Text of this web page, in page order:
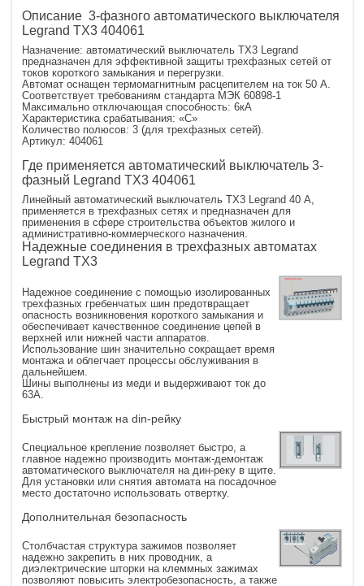
Описание 3-фазного автоматического выключателя
Legrand TX3 404061
Назначение: автоматический выключатель TX3 Legrand
предназначен для эффективной защиты трехфазных сетей от
токов короткого замыкания и перегрузки.
Автомат оснащен термомагнитным расцепителем на ток 50 А.
Соответствует требованиям стандарта МЭК 60898-1
Максимально отключающая способность: 6кА
Характеристика срабатывания: «C»
Количество полюсов: 3 (для трехфазных сетей).
Артикул: 404061
Где применяется автоматический выключатель 3-
фазный Legrand TX3 404061
Линейный автоматический выключатель TX3 Legrand 40 А,
применяется в трехфазных сетях и предназначен для
применения в сфере строительства объектов жилого и
административно-коммерческого назначения.
Надежные соединения в трехфазных автоматах
Legrand TX3
Надежное соединение с помощью изолированных
трехфазных гребенчатых шин предотвращает
опасность возникновения короткого замыкания и
обеспечивает качественное соединение цепей в
верхней или нижней части аппаратов.
Использование шин значительно сокращает время
монтажа и облегчает процессы обслуживания в
дальнейшем.
Шины выполнены из меди и выдерживают ток до
63А.
Быстрый монтаж на din-рейку
Специальное крепление позволяет быстро, а
главное надежно производить монтаж-демонтаж
автоматического выключателя на дин-реку в щите.
Для установки или снятия автомата на посадочное
место достаточно использовать отвертку.
Дополнительная безопасность
Столбчастая структура зажимов позволяет
надежно закрепить в них проводник, а
диэлектрические шторки на клеммных зажимах
позволяют повысить электробезопасность, а также